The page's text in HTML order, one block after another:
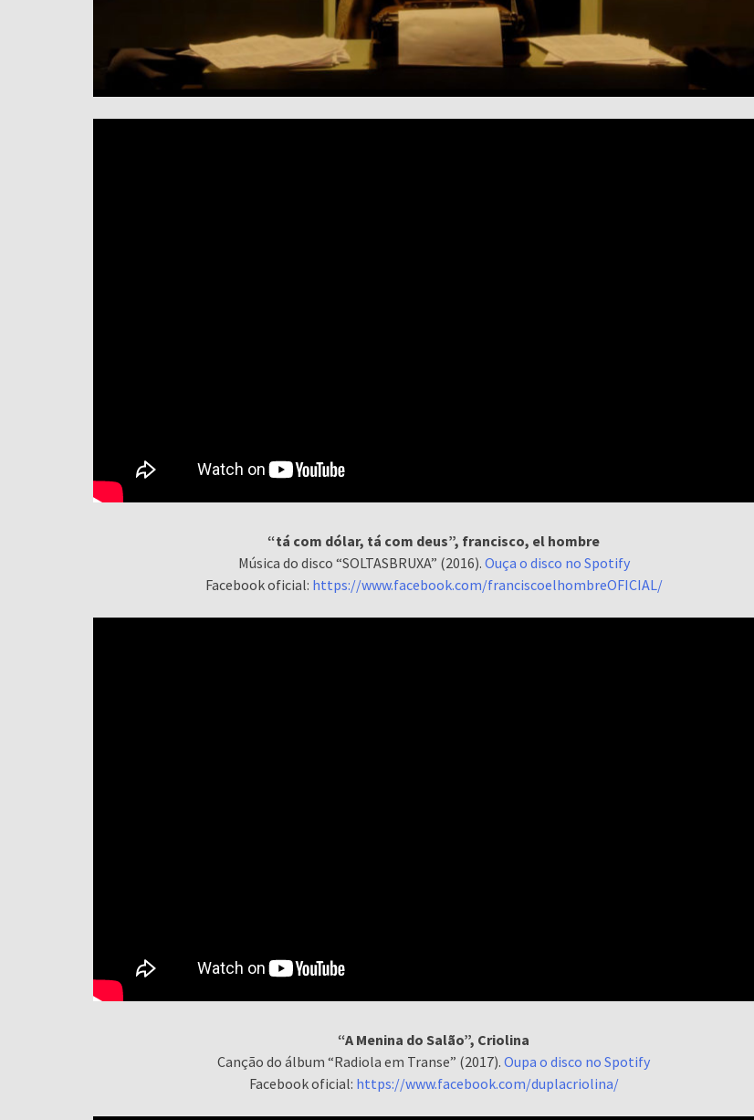
“tá com dólar, tá com deus”, francisco, el hombre
Música do disco “SOLTASBRUXA” (2016). Ouça o disco no Spotify
Facebook oficial: https://www.facebook.com/franciscoelhombreOFICIAL/
“A Menina do Salão”, Criolina
Canção do álbum “Radiola em Transe” (2017).Oupa o disco no Spotify
Facebook oficial: https://www.facebook.com/duplacriolina/